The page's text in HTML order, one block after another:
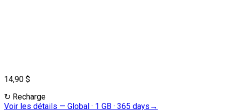
14,90 $
↻ Recharge
Voir les détails — Global · 1 GB · 365 days →